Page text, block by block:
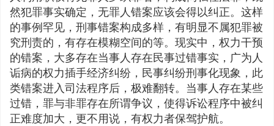
然犯罪事实确定，无罪人错案应该会得以纠正。这样
的事例罕见，刑事错案构成多样，有明显不属犯罪被
究刑责的，有存在模糊空间的等。现实中，权力干预
的错案，大多存在当事人存在民事过错事实，广为人
诟病的权力插手经济纠纷，民事纠纷刑事化现象，此
类错案进入司法程序后，极难翻转。当事人存在某些
过错，罪与非罪存在所谓争议，使得诉讼程序中被纠
正难度加大，更不用说，有权力者保驾护航。